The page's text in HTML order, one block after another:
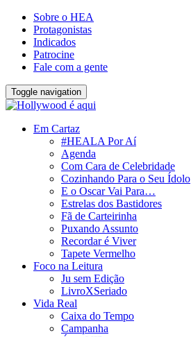
Sobre o HEA
Protagonistas
Indicados
Patrocine
Fale com a gente
Toggle navigation
Em Cartaz
#HEALA Por Aí
Agenda
Com Cara de Celebridade
Cozinhando Para o Seu Ídolo
E o Oscar Vai Para…
Estrelas dos Bastidores
Fã de Carteirinha
Puxando Assunto
Recordar é Viver
Tapete Vermelho
Foco na Leitura
Ju sem Edição
LivroXSeriado
Vida Real
Caixa do Tempo
Campanha